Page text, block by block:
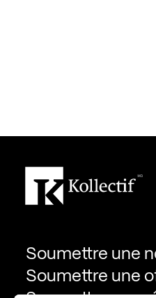
Soumettre une
Soumettre une